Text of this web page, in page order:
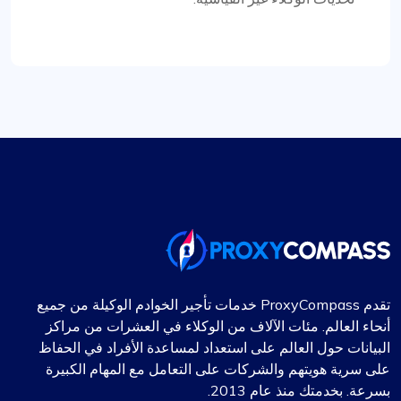
بلا شك أفضل خدمة وكيل واجهتها. إن خدمتهم الاستثنائية،
إلى جانب الأسعار التنافسية، تميزهم عن غيرهم. الوكلاء
مستقرون، وفريق الدعم متواجد دائمًا لتقديم المساعدة
الفورية. وتجدر الإشارة بشكل خاص إلى المرونة في
اختيار أو استبعاد شبكات فرعية أو بلدان معينة، إلى جانب
ميزات أخرى.
تقدم ProxyCompass خدمات تأجير الخوادم الوكيلة من جميع
أنحاء العالم. مئات الآلاف من الوكلاء في العشرات من مراكز
البيانات حول العالم على استعداد لمساعدة الأفراد في الحفاظ
على سرية هويتهم والشركات على التعامل مع المهام الكبيرة
بسرعة. بخدمتك منذ عام 2013.